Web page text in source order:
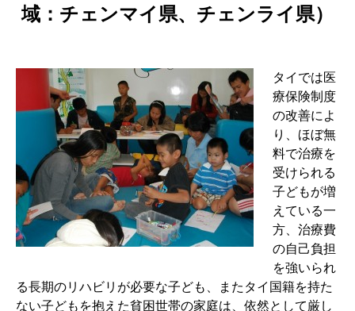
域：チェンマイ県、チェンライ県）
タイでは医
療保険制度
の改善によ
り、ほぼ無
料で治療を
受けられる
子どもが増
えている一
方、治療費
の自己負担
を強いられ
る長期のリハビリが必要な子ども、またタイ国籍を持た
ない子どもを抱えた貧困世帯の家庭は、依然として厳し